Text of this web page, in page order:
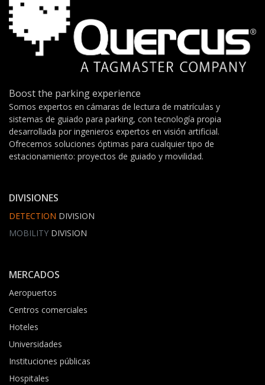
Boost the parking experience
Somos expertos en cámaras de lectura de matrículas y
sistemas de guiado para parking, con tecnología propia
desarrollada por ingenieros expertos en visión artificial.
Ofrecemos soluciones óptimas para cualquier tipo de
estacionamiento: proyectos de guiado y movilidad.
DIVISIONES
DETECTION DIVISION
MOBILITY DIVISION
MERCADOS
Aeropuertos
Centros comerciales
Hoteles
Universidades
Instituciones públicas
Hospitales